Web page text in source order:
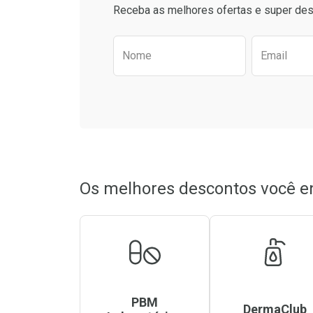
Por R$ 47,60/cada
Por R$ 47,60/cada
Por R$ 101,59/
Por R$ 101,59/
Receba as melhores ofertas e super
Preencha o formulário
Nome Email
Os melhores descontos você
PBM
DermaClub